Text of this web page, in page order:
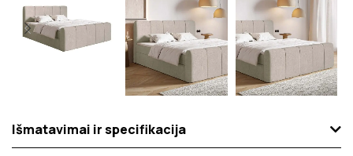
Išmatavimai ir specifikacija